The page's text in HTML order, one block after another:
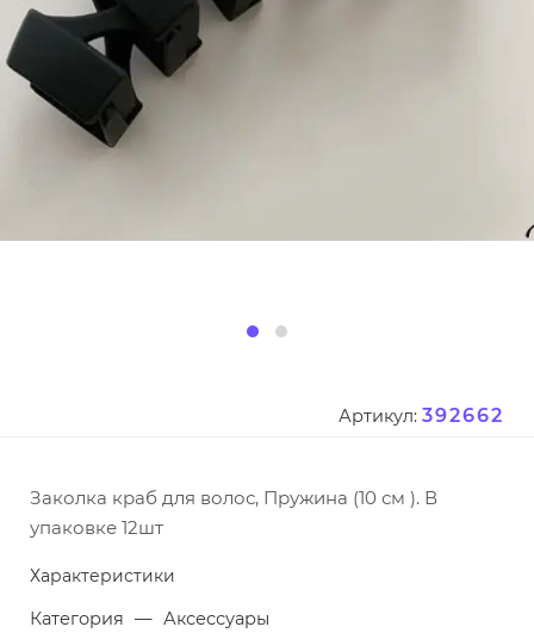
Артикул: 392662
Заколка краб для волос, Пружина (10 см ). В
упаковке 12шт
Характеристики
Категория — Аксессуары